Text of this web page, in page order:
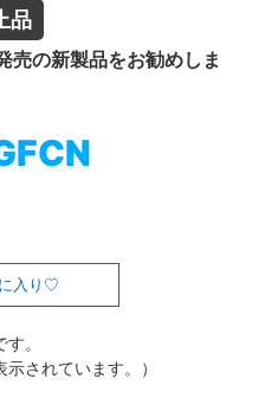
品
の新製品をお勧めしま
入り
。
されています。）